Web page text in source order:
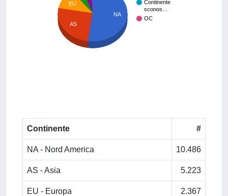
Continente
sconos…
OC
EU
AS
NA
Continente #
NA - Nord America 10.486
AS - Asia 5.223
EU - Europa 2.367